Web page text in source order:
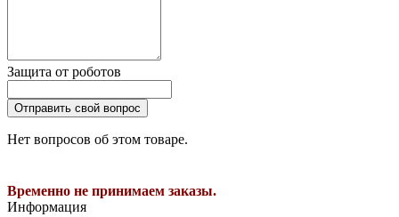
Защита от роботов
Отправить свой вопрос
Нет вопросов об этом товаре.
Временно не принимаем заказы.
Информация